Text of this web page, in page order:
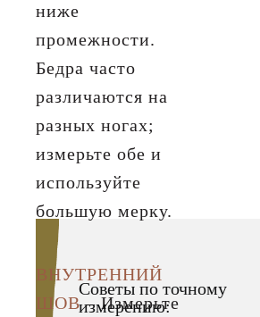
ниже
промежности.
Бедра часто
различаются на
разных ногах;
измерьте обе и
используйте
большую мерку.
ВНУТРЕННИЙ
ШОВ – Измерьте
Советы по точному
измерению: